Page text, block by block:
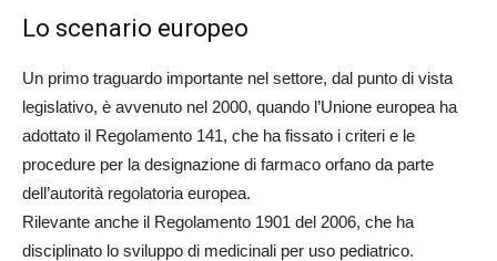
Lo scenario europeo
Un primo traguardo importante nel settore, dal punto di vista
legislativo, è avvenuto nel 2000, quando l’Unione europea ha
adottato il Regolamento 141, che ha fissato i criteri e le
procedure per la designazione di farmaco orfano da parte
dell’autorità regolatoria europea.
Rilevante anche il Regolamento 1901 del 2006, che ha
disciplinato lo sviluppo di medicinali per uso pediatrico.